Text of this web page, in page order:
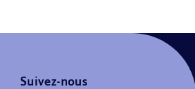
Suivez-nous